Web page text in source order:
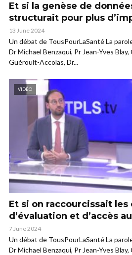
Et si la genèse de
structurait pour plus
13 June 2024
Un débat de TousPourLaSanté La
Dr Michael Benzaqui, Pr Jean-Yves
Guéroult-Accolas, Dr...
VIDÉO
Et si on raccourcissait les
d’évaluation et d’accès
7 June 2024
Un débat de TousPourLaSanté La
Dr Michael Benzaqui, Pr Jean-Yves